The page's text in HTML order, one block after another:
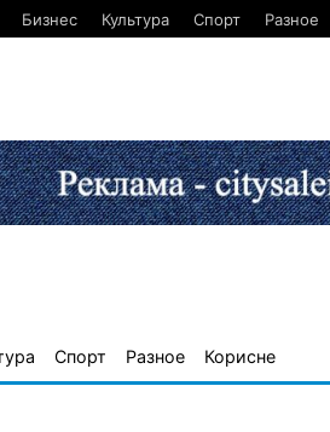
Бизнес Культура Спорт Разное
Спорт Разное Корисне